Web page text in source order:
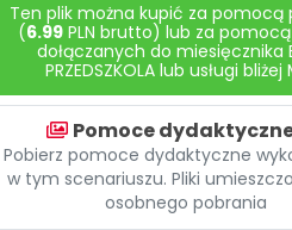
Pomoc
Ten plik można kupić za pomocą
(6.99PLN brutto) lub za
dołączanych do miesięcznika
PRZEDSZKOLA lub usługi bliżej
Pomoce
Pobierz pomoce dydaktyczne
w tym scenariuszu. Pliki
osobnego pobrania